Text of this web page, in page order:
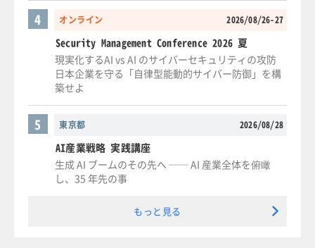
オンライン 2026/08/26-27
4
Security Management Conference 2026 夏
現実化するAI vs AI のサイバーセキュリティの攻防
日本企業を守る「自律型能動的サイバー防御」を構
築せよ
東京都 2026/08/28
5
AI産業戦略 実践講座
生成 AI ブームのその先へ ── AI 産業全体を俯瞰
し、35 年先の事
もっと見る